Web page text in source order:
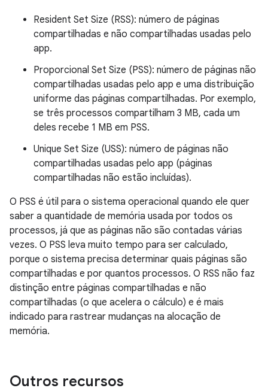
Resident Set Size (RSS): número de páginas
compartilhadas e não compartilhadas usadas pelo
app.
Proporcional Set Size (PSS): número de páginas não
compartilhadas usadas pelo app e uma distribuição
uniforme das páginas compartilhadas. Por exemplo,
se três processos compartilham 3 MB, cada um
deles recebe 1 MB em PSS.
Unique Set Size (USS): número de páginas não
compartilhadas usadas pelo app (páginas
compartilhadas não estão incluídas).
O PSS é útil para o sistema operacional quando ele quer
saber a quantidade de memória usada por todos os
processos, já que as páginas não são contadas várias
vezes. O PSS leva muito tempo para ser calculado,
porque o sistema precisa determinar quais páginas são
compartilhadas e por quantos processos. O RSS não faz
distinção entre páginas compartilhadas e não
compartilhadas (o que acelera o cálculo) e é mais
indicado para rastrear mudanças na alocação de
memória.
Outros recursos